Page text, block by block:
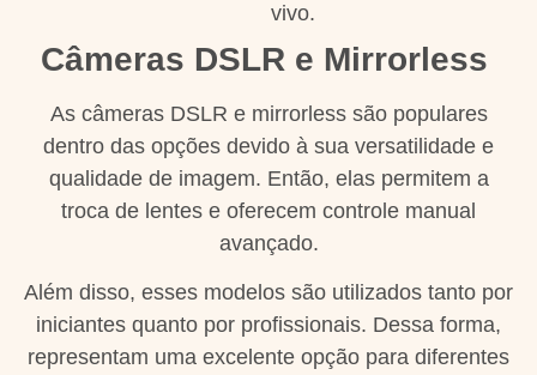
vivo.
Câmeras DSLR e Mirrorless
As câmeras DSLR e mirrorless são populares
dentro das opções devido à sua versatilidade e
qualidade de imagem. Então, elas permitem a
troca de lentes e oferecem controle manual
avançado.
Além disso, esses modelos são utilizados tanto por
iniciantes quanto por profissionais. Dessa forma,
representam uma excelente opção para diferentes